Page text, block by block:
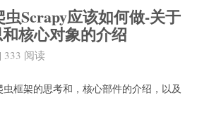
Scrapy应该如何做-关于
核心对象的介绍
| 333 阅读
框架的思考和，核心部件的介绍，以及